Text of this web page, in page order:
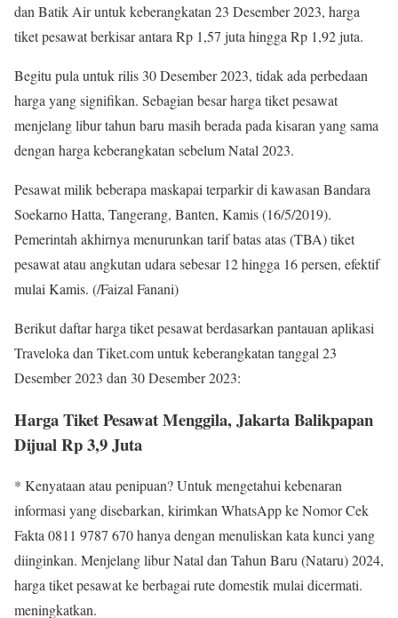
dan Batik Air untuk keberangkatan 23 Desember 2023, harga
tiket pesawat berkisar antara Rp 1,57 juta hingga Rp 1,92 juta.
Begitu pula untuk rilis 30 Desember 2023, tidak ada perbedaan
harga yang signifikan. Sebagian besar harga tiket pesawat
menjelang libur tahun baru masih berada pada kisaran yang sama
dengan harga keberangkatan sebelum Natal 2023.
Pesawat milik beberapa maskapai terparkir di kawasan Bandara
Soekarno Hatta, Tangerang, Banten, Kamis (16/5/2019).
Pemerintah akhirnya menurunkan tarif batas atas (TBA) tiket
pesawat atau angkutan udara sebesar 12 hingga 16 persen, efektif
mulai Kamis. (/Faizal Fanani)
Berikut daftar harga tiket pesawat berdasarkan pantauan aplikasi
Traveloka dan Tiket.com untuk keberangkatan tanggal 23
Desember 2023 dan 30 Desember 2023:
Harga Tiket Pesawat Menggila, Jakarta Balikpapan
Dijual Rp 3,9 Juta
* Kenyataan atau penipuan? Untuk mengetahui kebenaran
informasi yang disebarkan, kirimkan WhatsApp ke Nomor Cek
Fakta 0811 9787 670 hanya dengan menuliskan kata kunci yang
diinginkan. Menjelang libur Natal dan Tahun Baru (Nataru) 2024,
harga tiket pesawat ke berbagai rute domestik mulai dicermati.
meningkatkan.